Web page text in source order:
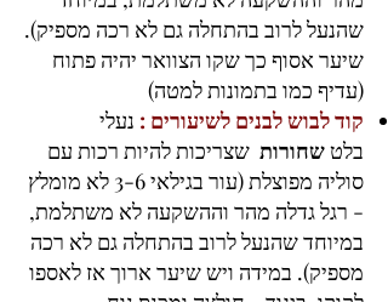
שהנעל לרוב בהתחלה גם לא רכה מספיק).
שיער אסוף כך שקו הצוואר יהיה פתוח
(עדיף כמו בתמונות למטה)
קוד לבוש לבנים לשיעורים : נעלי
בלטשחורות שצריכות להיות רכות עם
סוליה מפוצלת (עור בגילאי 3-6 לא מומלץ
- רגל גדלה מהר וההשקעה לא משתלמת,
במיוחד שהנעל לרוב בהתחלה גם לא רכה
מספיק). במידה ויש שיער ארוך אז לאספו